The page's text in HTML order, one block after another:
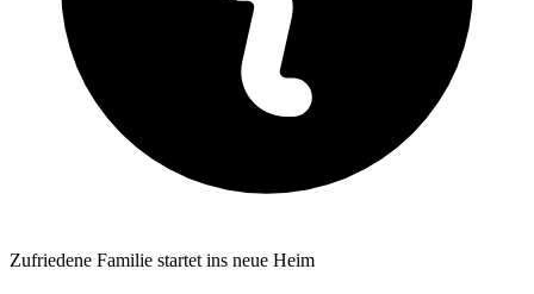
Zufriedene Familie startet ins neue Heim